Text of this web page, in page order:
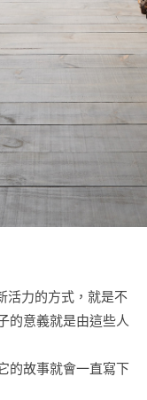
活力的方式，就是不
的意義就是由這些人
的故事就會一直寫下